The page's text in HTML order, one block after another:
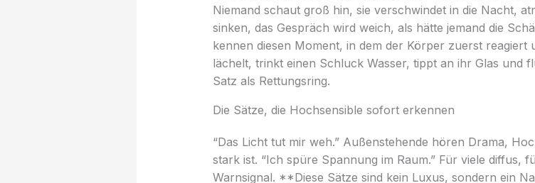
Niemand schaut groß hin, sie verschwindet in die Nacht,
sinken, das Gespräch wird weich, als hätte jemand die
kennen diesen Moment, in dem der Körper zuerst
lächelt, trinkt einen Schluck Wasser, tippt an ihr Glas und
Satz als Rettungsring.
Die Sätze, die Hochsensible sofort erkennen
“Das Licht tut mir weh.” Außenstehende hören Drama,
stark ist. “Ich spüre Spannung im Raum.” Für viele diffus,
Warnsignal. **Diese Sätze sind kein Luxus, sondern ein